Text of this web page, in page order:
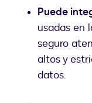
Puede
usadas en
seguro
altos y
datos.